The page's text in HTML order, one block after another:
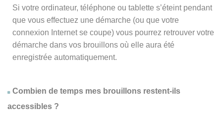
Si votre ordinateur, téléphone ou tablette s’éteint pendant
que vous effectuez une démarche (ou que votre
connexion Internet se coupe) vous pourrez retrouver votre
démarche dans vos brouillons où elle aura été
enregistrée automatiquement.
Combien de temps mes brouillons restent-ils
accessibles ?